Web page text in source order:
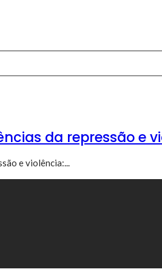
da repressão e
e violência:...